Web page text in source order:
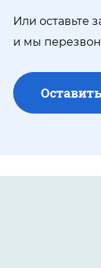
Или оставьте
и мы